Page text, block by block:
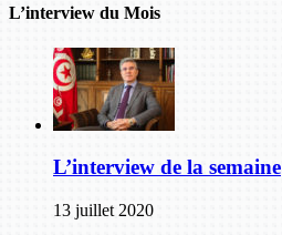
L’interview du Mois
L’interview de la semaine
13 juillet 2020